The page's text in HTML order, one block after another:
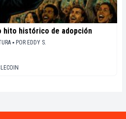
hito histórico de adopción
▪ POR EDDY S.